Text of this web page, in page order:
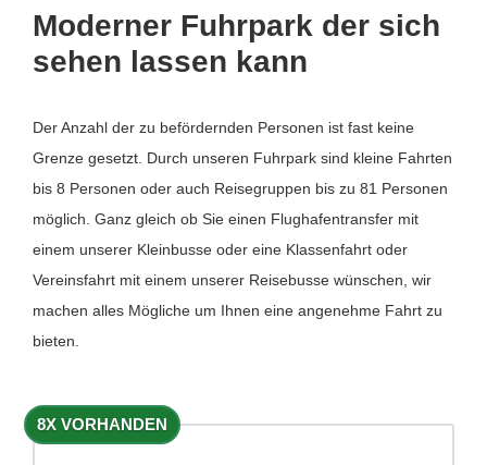
Moderner Fuhrpark der sich
sehen lassen kann
Der Anzahl der zu befördernden Personen ist fast keine
Grenze gesetzt. Durch unseren Fuhrpark sind kleine Fahrten
bis 8 Personen oder auch Reisegruppen bis zu 81 Personen
möglich. Ganz gleich ob Sie einen Flughafentransfer mit
einem unserer Kleinbusse oder eine Klassenfahrt oder
Vereinsfahrt mit einem unserer Reisebusse wünschen, wir
machen alles Mögliche um Ihnen eine angenehme Fahrt zu
bieten.
8X VORHANDEN